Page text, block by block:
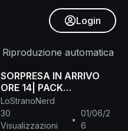
Login
Riproduzione automatica
SORPRESA IN ARRIVO
ORE 14| PACK
SUPREMO? ANALISI IN
LIVE!
LoStranoNerd
30
Visualizzazioni
•
01/06/2
6